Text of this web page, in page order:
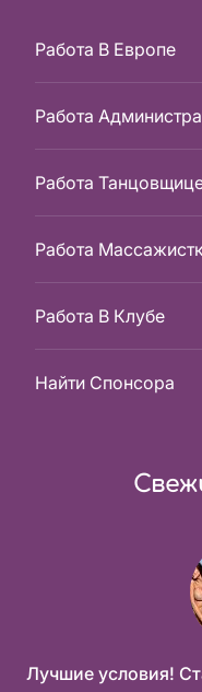
Работа В Европе
Работа
Работа
Работа
Работа В Клубе
Найти Спонсора